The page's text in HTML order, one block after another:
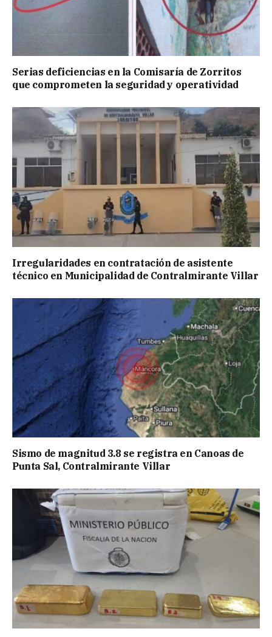
Serias deficiencias en la Comisaría de Zorritos
que comprometen la seguridad y operatividad
Irregularidades en contratación de asistente
técnico en Municipalidad de Contralmirante Villar
Sismo de magnitud 3.8 se registra en Canoas de
Punta Sal, Contralmirante Villar